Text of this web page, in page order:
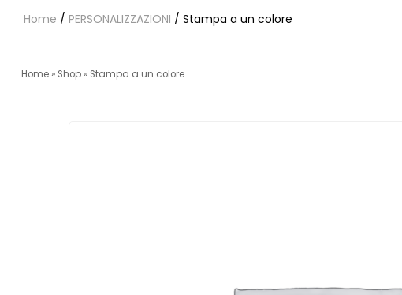
Home / PERSONALIZZAZIONI / Stampa a un colore
Home » Shop » Stampa a un colore